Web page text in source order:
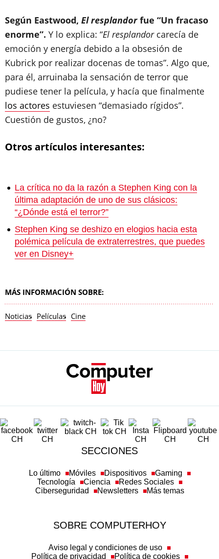
Según Eastwood, El resplandorfue “Un fracaso
enorme”. Y lo explica: “El resplandorcarecía de
emoción y energía debido a la obsesión de
Kubrick por realizar docenas de tomas”. Algo que,
para él, arruinaba la sensación de terror que
pudiese tener la película, y hacía que finalmente
los actores estuviesen “demasiado rígidos”.
Cuestión de gustos, ¿no?
Otros artículos interesantes:
La crítica no da la razón a Stephen King con la
última adaptación de uno de sus clásicos:
“¿Dónde está el terror?”
Stephen King se deshizo en elogios hacia esta
polémica película de extraterrestres, que puedes
ver en Disney+
MÁS INFORMACIÓN SOBRE:
Noticias Películas Cine
SECCIONES
Tecnología
Ciencia
Redes Sociales
Ciberseguridad
Newsletters Más temas
Política de privacidad
Política de cookies
Transparencia
Política de afiliación